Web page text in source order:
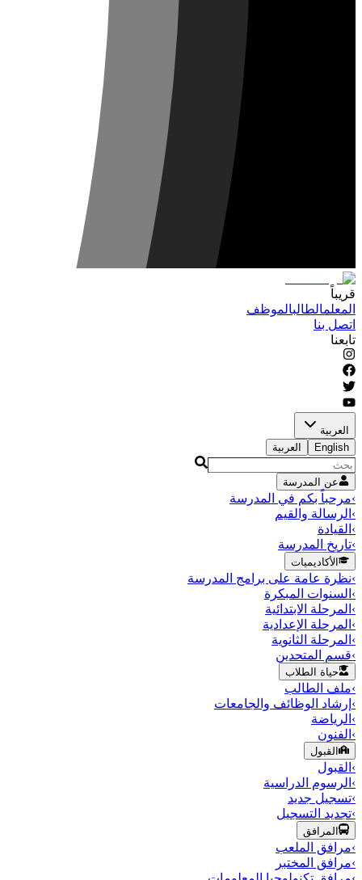
قريباً
المعلمالطالبالموظف
اتصل بنا
تابعنا
العربية
English
العربية
عن المدرسة
›مرحباً بكم في المدرسة
› الرسالة والقيم
› القيادة
›تاريخ المدرسة
الأكاديميات
›نظرة عامة على برامج المدرسة
› السنوات المبكرة
› المرحلة الابتدائية
› المرحلة الإعدادية
› المرحلة الثانوية
›قسم المتحدين
حياة الطلاب
›ملف الطالب
› إرشاد الوظائف والجامعات
› الرياضة
› الفنون
القبول
› القبول
› الرسوم الدراسية
›تسجيل جديد
›تجديد التسجيل
المرافق
›مرافق الملعب
›مرافق المختبر